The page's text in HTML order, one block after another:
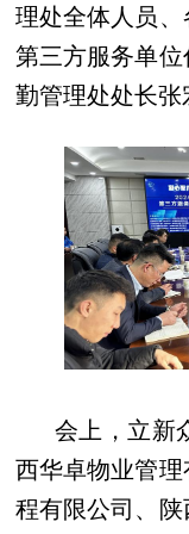
理处全体人员
第三方服务单
勤管理处处长张
会上，立新
西华卓物业管
程有限公司、